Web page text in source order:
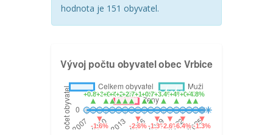
hodnota je 151 obyvatel.